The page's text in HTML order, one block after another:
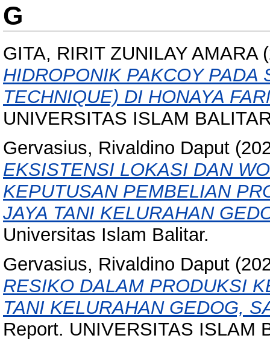
G
GITA, RIRIT ZUNILAY AMARA
HIDROPONIK PAKCOY
TECHNIQUE) DI HONAYA
UNIVERSITAS ISLAM
Gervasius, Rivaldino Daput
EKSISTENSI LOKASI DAN
KEPUTUSAN PEMBELIAN
JAYA TANI KELURAHAN
Universitas Islam Balitar.
Gervasius, Rivaldino Daput
RESIKO DALAM PRODUKSI
TANI KELURAHAN GEDOG,
Report. UNIVERSITAS ISLAM